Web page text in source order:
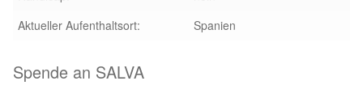
Aktueller Aufenthaltsort:
Spanien
Spende an SALVA